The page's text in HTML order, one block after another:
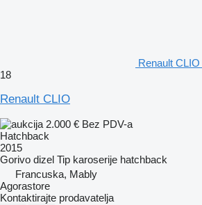
Renault
18
Renault CLIO
2.000 € Bez PDV-a
Hatchback
2015
Gorivo dizel Tip karoserije hatchback
Francuska, Mably
Agorastore
Kontaktirajte prodavatelja